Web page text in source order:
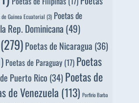
Guinea Ecuatorial (3) Poetas de
Rep. Dominicana (49)
(279)Poetas de Nicaragua (36)
Poetas de Paraguay (17) Poetas
Puerto Rico (34) Poetas de
de Venezuela (113) Porfirio Barba